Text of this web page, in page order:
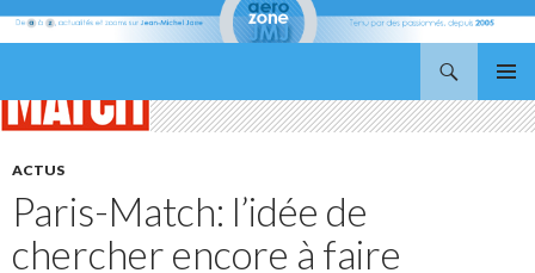
MENU
AU
ACTUS
Paris-Match: l’idée de
chercher encore à faire